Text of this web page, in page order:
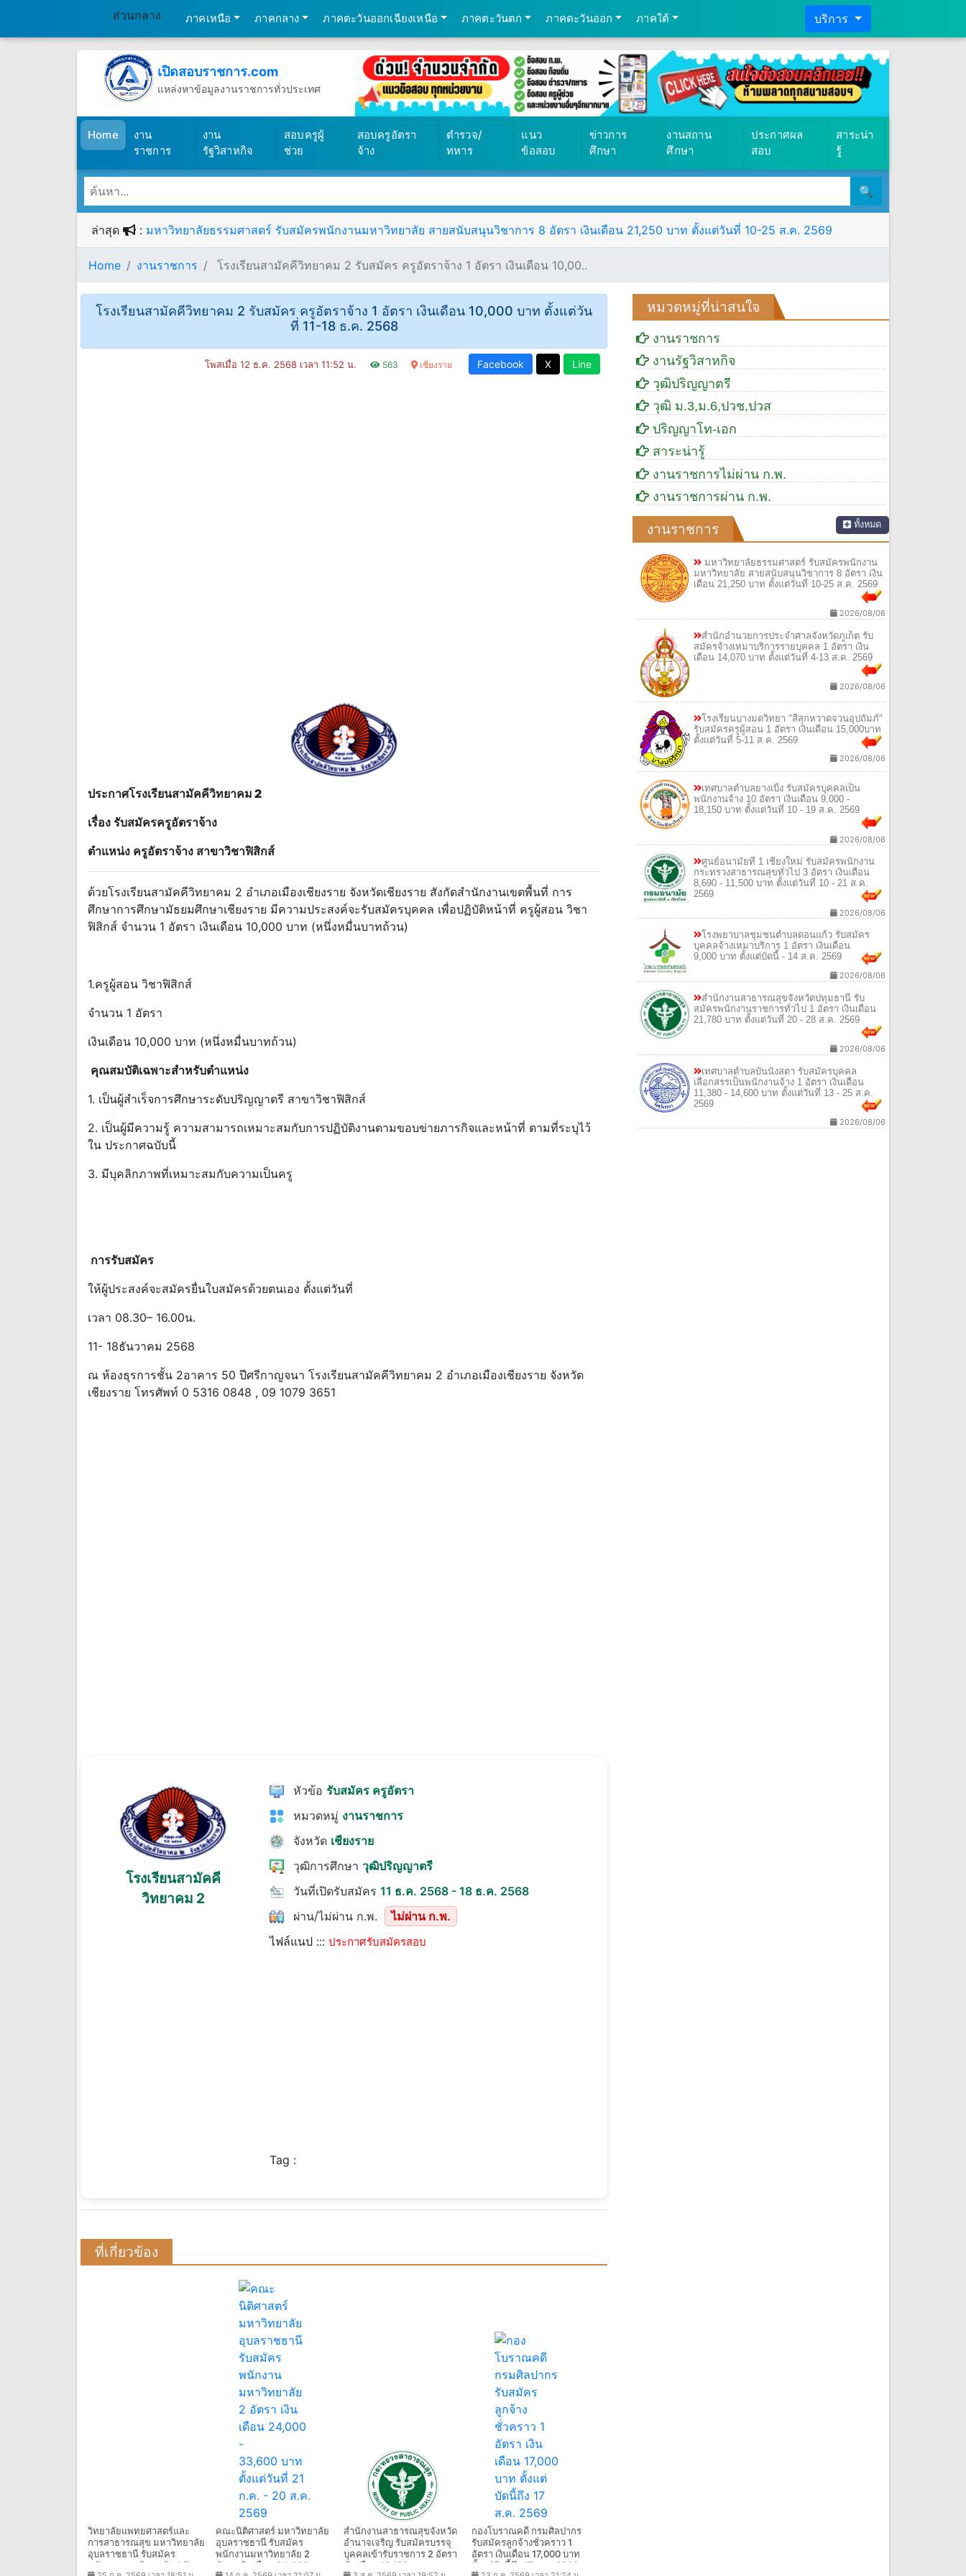
ส่วนกลาง ภาคเหนือ ภาคกลาง ภาคตะวันออกเฉียงเหนือ ภาคตะวันตก ภาคตะวันออก ภาคใต้ บริการ
เปิดสอบราชการ.com
แหล่งหาข้อมูลงานราชการทั่วประเทศ
Home(เปิดสอบราชการ)
งาน
ราชการ
งาน
รัฐวิสาหกิจ
สอบครูผู้
ช่วย
สอบครูอัตรา
จ้าง
ตำรวจ/
ทหาร
แนว
ข้อสอบ
ข่าวการ
ศึกษา
งานสถาน
ศึกษา
ประกาศผล
สอบ
สาระน่า
รู้
🔍
ล่าสุด : มหาวิทยาลัยธรรมศาสตร์ รับสมัครพนักงานมหาวิทยาลัย สายสนับสนุนวิชาการ 8 อัตรา เงินเดือน 21,250 บาท ตั้งแต่วันที่ 10-25 ส.ค. 2569
Home งานราชการ โรงเรียนสามัคคีวิทยาคม 2 รับสมัคร ครูอัตราจ้าง 1 อัตรา เงินเดือน 10,00..
โรงเรียนสามัคคีวิทยาคม 2 รับสมัคร ครูอัตราจ้าง 1 อัตรา เงินเดือน 10,000 บาท ตั้งแต่วัน
ที่ 11-18 ธ.ค. 2568
โพสเมื่อ 12 ธ.ค. 2568 เวลา 11:52 น. 563 เชียงราย Facebook X Line
ประกาศโรงเรียนสามัคคีวิทยาคม 2
เรื่อง รับสมัครครูอัตราจ้าง
ตําแหน่ง ครูอัตราจ้าง สาขาวิชาฟิสิกส์
ด้วยโรงเรียนสามัคคีวิทยาคม 2 อําเภอเมืองเชียงราย จังหวัดเชียงราย สังกัดสํานักงานเขตพื้นที่ การ
ศึกษาการศึกษามัธยมศึกษาเชียงราย มีความประสงค์จะรับสมัครบุคคล เพื่อปฏิบัติหน้าที่ ครูผู้สอน วิชา
ฟิสิกส์ จํานวน 1 อัตรา เงินเดือน 10,000 บาท (หนึ่งหมื่นบาทถ้วน)
1.ครูผู้สอน วิชาฟิสิกส์
จํานวน 1 อัตรา
เงินเดือน 10,000 บาท (หนึ่งหมื่นบาทถ้วน)
คุณสมบัติเฉพาะสําหรับตําแหน่ง
1. เป็นผู้สําเร็จการศึกษาระดับปริญญาตรี สาขาวิชาฟิสิกส์
2. เป็นผู้มีความรู้ ความสามารถเหมาะสมกับการปฏิบัติงานตามขอบข่ายภารกิจและหน้าที่ ตามที่ระบุไว้
ใน ประกาศฉบับนี้
3. มีบุคลิกภาพที่เหมาะสมกับความเป็นครู
การรับสมัคร
ให้ผู้ประสงค์จะสมัครยื่นใบสมัครด้วยตนเอง ตั้งแต่วันที่
เวลา 08.30– 16.00น.
11- 18ธันวาคม 2568
ณ ห้องธุรการชั้น 2อาคาร 50 ปีศรีกาญจนา โรงเรียนสามัคคีวิทยาคม 2 อําเภอเมืองเชียงราย จังหวัด
เชียงราย โทรศัพท์ 0 5316 0848 , 09 1079 3651
โรงเรียนสามัคคี
วิทยาคม 2
หัวข้อ รับสมัคร ครูอัตรา
หมวดหมู่ งานราชการ
จังหวัด เชียงราย
วุฒิการศึกษา วุฒิปริญญาตรี
วันที่เปิดรับสมัคร 11 ธ.ค. 2568 - 18 ธ.ค. 2568
ผ่าน/ไม่ผ่าน ก.พ.
ไม่ผ่าน ก.พ.
ไฟล์แนป ::: ประกาศรับสมัครสอบ
Tag :
ที่เกี่ยวข้อง
วิทยาลัยแพทยศาสตร์และ
การสาธารณสุข มหาวิทยาลัย
อุบลราชธานี รับสมัคร
พนักงานมหาวิทยาลัย 1 อัตรา
คณะนิติศาสตร์ มหาวิทยาลัย
อุบลราชธานี รับสมัคร
พนักงานมหาวิทยาลัย 2
อัตรา เงินเดือน 24,000 -
สํานักงานสาธารณสุขจังหวัด
อํานาจเจริญ รับสมัครบรรจุ
บุคคลเข้ารับราชการ 2 อัตรา
เงินเดือน 18,150 -
กองโบราณคดี กรมศิลปากร
รับสมัครลูกจ้างชั่วคราว 1
อัตรา เงินเดือน 17,000 บาท
ตั้งแต่บัดนี้ถึง 17 ส.ค. 2569
หมวดหมู่ที่น่าสนใจ
งานราชการ
งานรัฐวิสาหกิจ
วุฒิปริญญาตรี
วุฒิ ม.3,ม.6,ปวช,ปวส
ปริญญาโท-เอก
สาระน่ารู้
งานราชการไม่ผ่าน ก.พ.
งานราชการผ่าน ก.พ.
งานราชการ ทั้งหมด
มหาวิทยาลัยธรรมศาสตร์ รับสมัครพนักงาน
มหาวิทยาลัย สายสนับสนุนวิชาการ 8 อัตรา เงิน
เดือน 21,250 บาท ตั้งแต่วันที่ 10-25 ส.ค. 2569
2026/08/06
สำนักอำนวยการประจำศาลจังหวัดภูเก็ต รับ
สมัครจ้างเหมาบริการรายบุคคล 1 อัตรา เงิน
เดือน 14,070 บาท ตั้งแต่วันที่ 4-13 ส.ค. 2569
2026/08/06
โรงเรียนบางมดวิทยา "สีสุกหวาดจวนอุปถัมภ์"
รับสมัครครูผู้สอน 1 อัตรา เงินเดือน 15,000บาท
ตั้งแต่วันที่ 5-11 ส.ค. 2569
2026/08/06
เทศบาลตำบลยางเบิ้ง รับสมัครบุคคลเป็น
พนักงานจ้าง 10 อัตรา เงินเดือน 9,000 -
18,150 บาท ตั้งแต่วันที่ 10 - 19 ส.ค. 2569
2026/08/06
ศูนย์อนามัยที่ 1 เชียงใหม่ รับสมัครพนักงาน
กระทรวงสาธารณสุขทั่วไป 3 อัตรา เงินเดือน
8,690 - 11,500 บาท ตั้งแต่วันที่ 10 - 21 ส.ค.
2569
2026/08/06
โรงพยาบาลชุมชนตำบลดอนแก้ว รับสมัคร
บุคคลจ้างเหมาบริการ 1 อัตรา เงินเดือน
9,000 บาท ตั้งแต่บัดนี้ - 14 ส.ค. 2569
2026/08/06
สํานักงานสาธารณสุขจังหวัดปทุมธานี รับ
สมัครพนักงานราชการทั่วไป 1 อัตรา เงินเดือน
21,780 บาท ตั้งแต่วันที่ 20 - 28 ส.ค. 2569
2026/08/06
เทศบาลตําบลบันนังสตา รับสมัครบุคคล
เลือกสรรเป็นพนักงานจ้าง 1 อัตรา เงินเดือน
11,380 - 14,600 บาท ตั้งแต่วันที่ 13 - 25 ส.ค.
2569
2026/08/06